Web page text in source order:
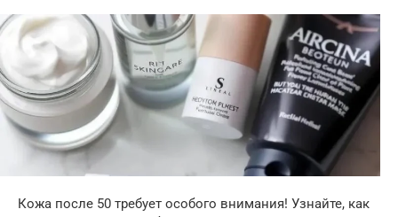
Кожа после 50 требует особого внимания! Узнайте, как